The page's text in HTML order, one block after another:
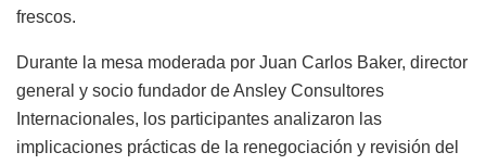
frescos.
Durante la mesa moderada por Juan Carlos Baker, director
general y socio fundador de Ansley Consultores
Internacionales, los participantes analizaron las
implicaciones prácticas de la renegociación y revisión del